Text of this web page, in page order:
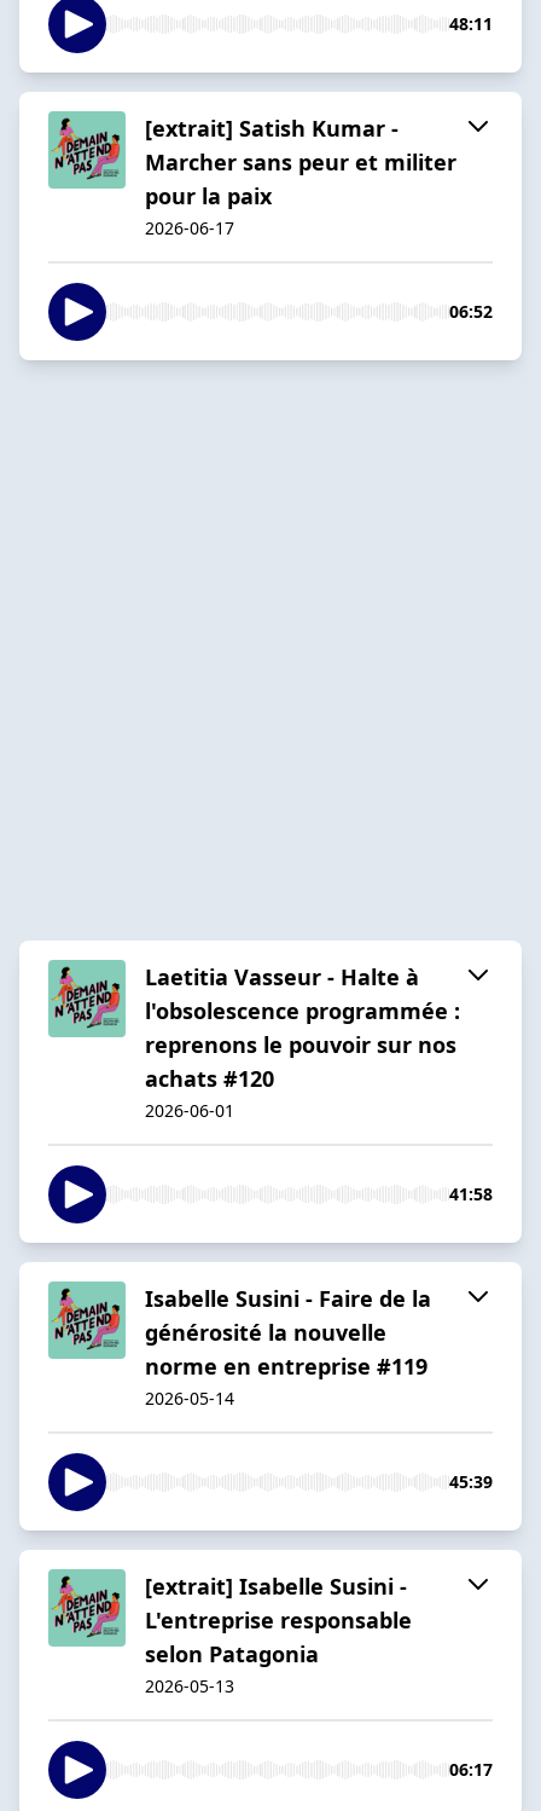
48:11
[extrait] Satish Kumar -
Marcher sans peur et militer
pour la paix
2026-06-17
06:52
Laetitia Vasseur - Halte à
l'obsolescence programmée :
reprenons le pouvoir sur nos
achats #120
2026-06-01
41:58
Isabelle Susini - Faire de la
générosité la nouvelle
norme en entreprise #119
2026-05-14
45:39
[extrait] Isabelle Susini -
L'entreprise responsable
selon Patagonia
2026-05-13
06:17